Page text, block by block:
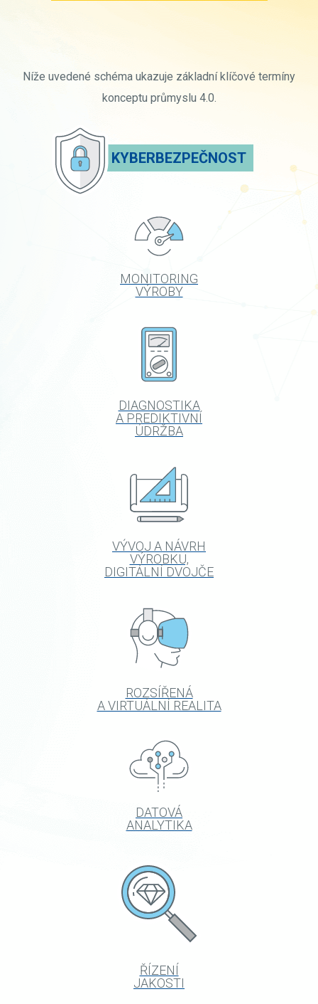
Níže uvedené schéma ukazuje základní klíčové termíny
konceptu průmyslu 4.0.
KYBERBEZPEČNOST
MONITORING
VÝROBY
DIAGNOSTIKA
A PREDIKTIVNÍ
ÚDRŽBA
VÝVOJ A NÁVRH
VÝROBKU,
DIGITÁLNÍ DVOJČE
ROZSÍŘENÁ
A VIRTUÁLNÍ REALITA
DATOVÁ
ANALYTIKA
ŘÍZENÍ
JAKOSTI